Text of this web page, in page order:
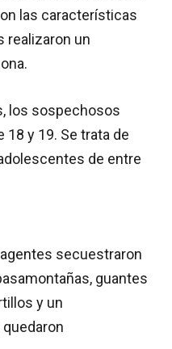
las características
realizaron un
los sospechosos
y 19. Se trata de
de entre
secuestraron
guantes
y un